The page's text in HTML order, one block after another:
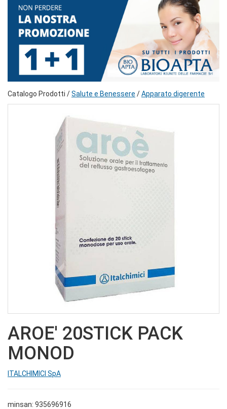
Catalogo Prodotti /Salute e Benessere /Apparato digerente
AROE' 20STICK PACK
MONOD
ITALCHIMICI SpA
minsan: 935696916